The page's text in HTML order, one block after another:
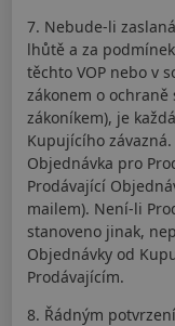
7. Nebude-li
lhůtě a za
těchto VOP nebo v
zákonem o
zákoníkem), je
Kupujícího
Objednávka pro
Prodávající
mailem). Není-li
stanoveno jinak,
Objednávky od
Prodávajícím.
8. Řádným